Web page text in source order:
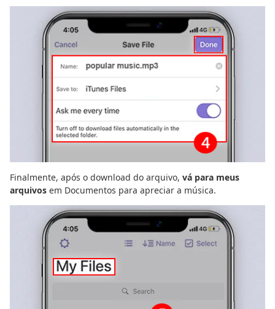
Finalmente, após o download do arquivo, vá para meus
arquivos em Documentos para apreciar a música.